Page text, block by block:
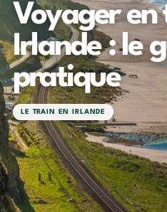
Voyager en
Irlande : le
pratique
LE TRAIN EN IRLANDE